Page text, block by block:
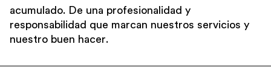
acumulado. De una profesionalidad y
responsabilidad que marcan nuestros servicios y
nuestro buen hacer.